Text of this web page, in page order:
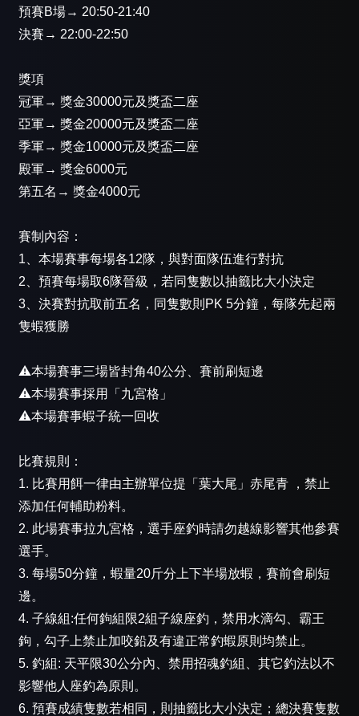
預賽B場→ 20:50-21:40
決賽→ 22:00-22:50
獎項
冠軍→ 獎金30000元及獎盃二座
亞軍→ 獎金20000元及獎盃二座
季軍→ 獎金10000元及獎盃二座
殿軍→ 獎金6000元
第五名→ 獎金4000元
賽制內容：
1、本場賽事每場各12隊，與對面隊伍進行對抗
2、預賽每場取6隊晉級，若同隻數以抽籤比大小決定
3、決賽對抗取前五名，同隻數則PK 5分鐘，每隊先起兩
隻蝦獲勝
⚠️本場賽事三場皆封角40公分、賽前刷短邊
⚠️本場賽事採用「九宮格」
⚠️本場賽事蝦子統一回收
比賽規則：
1. 比賽用餌一律由主辦單位提「葉大尾」赤尾青 ，禁止
添加任何輔助粉料。
2. 此場賽事拉九宮格，選手座釣時請勿越線影響其他參賽
選手。
3. 每場50分鐘，蝦量20斤分上下半場放蝦，賽前會刷短
邊。
4. 子線組:任何鉤組限2組子線座釣，禁用水滴勾、霸王
鉤，勾子上禁止加咬鉛及有違正常釣蝦原則均禁止。
5. 釣組: 天平限30公分內、禁用招魂釣組、其它釣法以不
影響他人座釣為原則。
6. 預賽成績隻數若相同，則抽籤比大小決定；總決賽隻數